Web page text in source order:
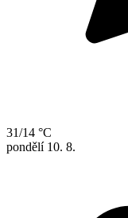
31/14 °C
pondělí 10. 8.